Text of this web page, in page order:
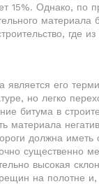
15%. Однако, по
где из
его
но легко
битума в
материала
должна
существенно
высокая
на полотне